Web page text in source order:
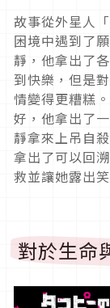
故事從外星人
困境中遇到了
靜，他拿出了
到快樂，但是
情變得更糟糕
好，他拿出了
靜拿來上吊自
拿出了可以回
救並讓她露出笑
對於生命